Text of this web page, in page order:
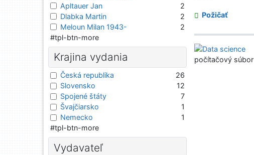
Požičať
počítačový súbor
Apltauer Jan
2
Dlabka Martin
2
Meloun Milan 1943-
2
#tpl-btn-more
Krajina vydania
Česká republika
26
Slovensko
12
Spojené štáty
7
Švajčiarsko
1
Nemecko
1
#tpl-btn-more
Vydavateľ